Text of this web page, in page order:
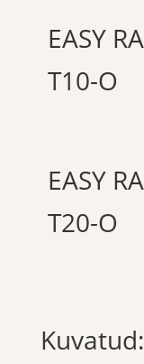
EASY
T10-O
EASY
T20-O